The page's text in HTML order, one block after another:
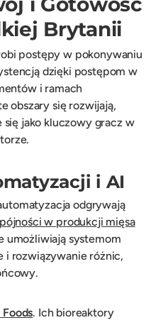
Brytanii
postępy w pokonywaniu
dzięki postępom w
i ramach
obszary się rozwijają,
jako kluczowy gracz w
i AI
odgrywają
w produkcji mięsa
umożliwiają systemom
rozwiązywanie różnic,
Foods. Ich bioreaktory